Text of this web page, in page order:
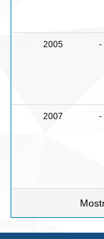
2005 -
2007 -